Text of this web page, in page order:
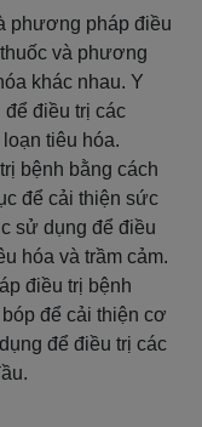
phương pháp điều
và phương
khác nhau. Y
điều trị các
tiêu hóa.
bệnh bằng cách
để cải thiện sức
sử dụng để điều
hóa và trầm cảm.
điều trị bệnh
để cải thiện cơ
để điều trị các